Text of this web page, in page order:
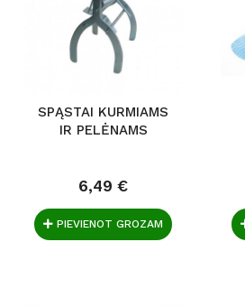
SPĄSTAI KURMIAMS
IR PELĖNAMS
6,49 €
PIEVIENOT GROZAM